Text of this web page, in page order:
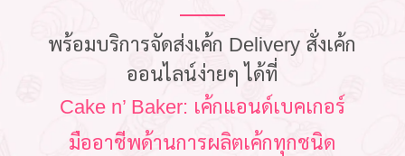
พร้อมบริการจัดส่งเค้ก Delivery สั่งเค้ก
ออนไลน์ง่ายๆ ได้ที่
Cake n’ Baker: เค้กแอนด์เบคเกอร์
มืออาชีพด้านการผลิตเค้กทุกชนิด